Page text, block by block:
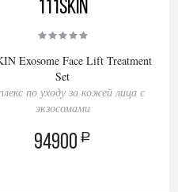
111SKIN
Exosome Face Lift Treatment
Set
по уходу за кожей лица с
экзосомами
94900 a